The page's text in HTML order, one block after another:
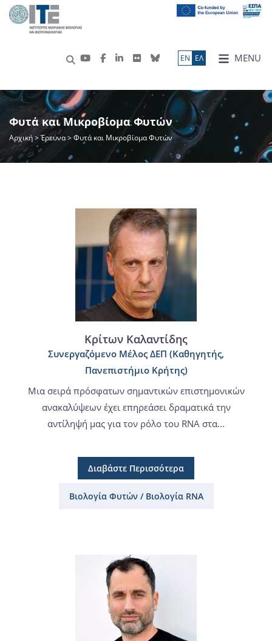
MENU
ΕN ΕΛ
Φυτά και Μικροβίομα Φυτών
Αρχική>Έρευνα> Φυτά και Μικροβίομα Φυτών
Κρίτων Καλαντίδης
Συνεργαζόμενο Μέλος ΔΕΠ (Καθηγητής,
Πανεπιστήμιο Κρήτης)
Μια σειρά πρόσφατων σημαντικών επιστημονικών
ανακαλύψεων έχει επηρεάσει δραματικά την
αντίληψή μας για τον ρόλο του RNA στα...
Διαβάστε Περισσότερα
Βιολογία Φυτών / Βιολογία RNA